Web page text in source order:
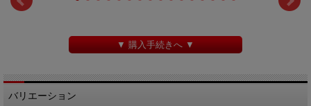
▼ 購入手続きへ ▼
バリエーション